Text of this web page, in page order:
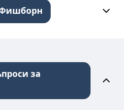
за